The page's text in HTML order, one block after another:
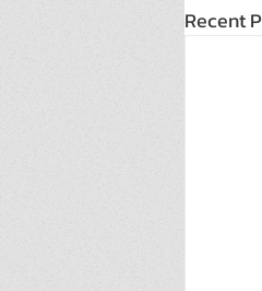
Recent